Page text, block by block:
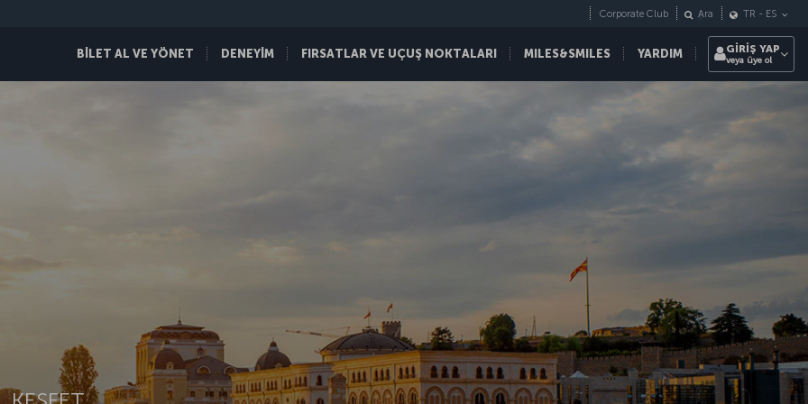
BİLET AL VE YÖNET DENEYİM FIRSATLAR VE UÇUŞ NOKTALARI MILES&SMILES YARDIM
Corporate Club Ara TR - ES
GİRİŞ YAP
veya üye ol